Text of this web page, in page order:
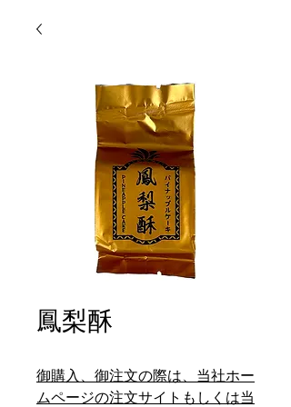
鳳梨酥
御購入、御注文の際は、当社ホー
ムページの注文サイトもしくは当